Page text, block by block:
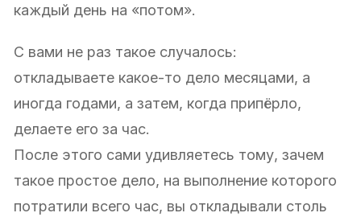
каждый день на «потом».
С вами не раз такое случалось:
откладываете какое-то дело месяцами, а
иногда годами, а затем, когда припёрло,
делаете его за час.
После этого сами удивляетесь тому, зачем
такое простое дело, на выполнение которого
потратили всего час, вы откладывали столь